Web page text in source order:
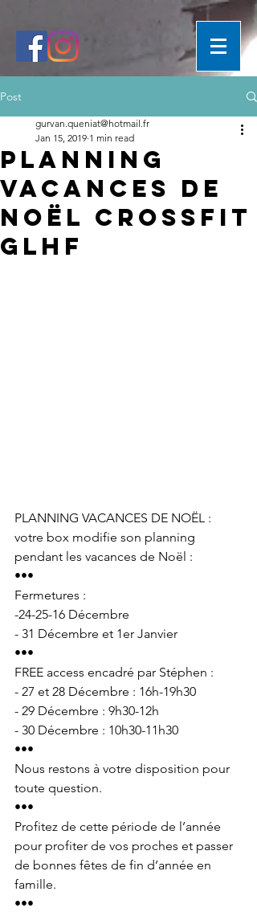
Post
PLANNING
VACANCES DE
NOËL CrossFit
glhf
gurvan.queniat@hotmail.fr
Jan 15, 2019 1 min read
PLANNING VACANCES DE NOËL :
votre box modifie son planning
pendant les vacances de Noël :
•••
Fermetures :
-24-25-16 Décembre
- 31 Décembre et 1er Janvier
•••
FREE access encadré par Stéphen :
- 27 et 28 Décembre : 16h-19h30
- 29 Décembre : 9h30-12h
- 30 Décembre : 10h30-11h30
•••
Nous restons à votre disposition pour
toute question.
•••
Profitez de cette période de l’année
pour profiter de vos proches et passer
de bonnes fêtes de fin d’année en
famille.
•••